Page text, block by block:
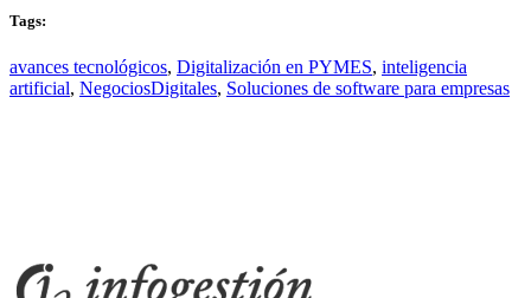
Tags:
avances tecnológicos, Digitalización en PYMES, inteligencia
artificial, NegociosDigitales, Soluciones de software para empresas